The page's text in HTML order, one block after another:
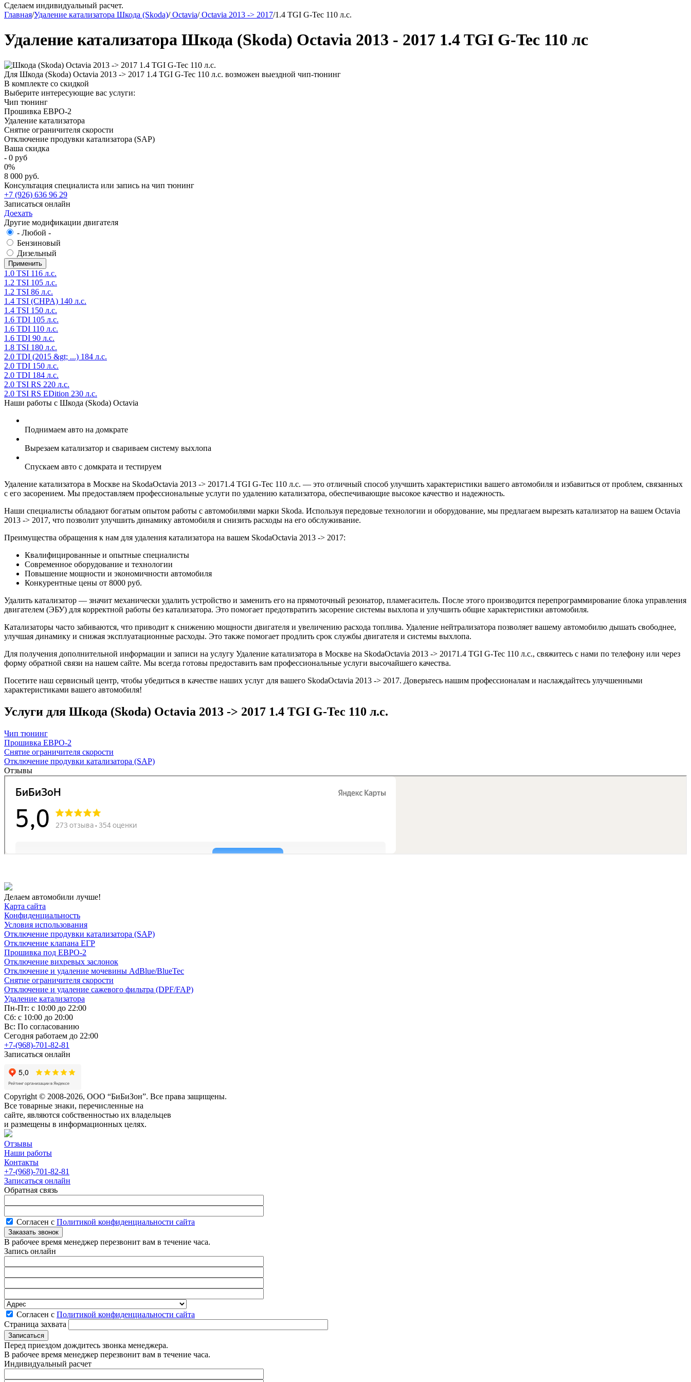
Сделаем индивидуальный расчет.
Главная/Удаление катализатора Шкода (Skoda)/Octavia/Octavia 2013 -> 2017/1.4 TGI G-Tec 110 л.с.
Удаление катализатора Шкода (Skoda) Octavia 2013 - 2017 1.4 TGI G-Tec 110 лс
Для Шкода (Skoda) Octavia 2013 -> 2017 1.4 TGI G-Tec 110 л.с. возможен выездной чип-тюнинг
В комплекте со скидкой
Выберите интересующие вас услуги:
Чип тюнинг
Прошивка ЕВРО-2
Удаление катализатора
Снятие ограничителя скорости
Отключение продувки катализатора (SAP)
Ваша скидка
- 0 руб
0%
8 000 руб.
Консультация специалиста или запись на чип тюнинг
+7 (926) 636 96 29
Записаться онлайн
Доехать
Другие модификации двигателя
- Любой -
Бензиновый
Дизельный
1.0 TSI 116 л.с.
1.2 TSI 105 л.с.
1.2 TSI 86 л.с.
1.4 TSI (CHPA) 140 л.с.
1.4 TSI 150 л.с.
1.6 TDI 105 л.с.
1.6 TDI 110 л.с.
1.6 TDI 90 л.с.
1.8 TSI 180 л.с.
2.0 TDI (2015 &gt; ...) 184 л.с.
2.0 TDI 150 л.с.
2.0 TDI 184 л.с.
2.0 TSI RS 220 л.с.
2.0 TSI RS EDition 230 л.с.
Наши работы с Шкода (Skoda) Octavia
Поднимаем авто на домкрате
Вырезаем катализатор и свариваем систему выхлопа
Спускаем авто с домкрата и тестируем
Удаление катализатора в Москве на SkodaOctavia 2013 -> 20171.4 TGI G-Tec 110 л.с. — это отличный способ улучшить характеристики вашего автомобиля и избавиться от проблем, связанных
с его засорением. Мы предоставляем профессиональные услуги по удалению катализатора, обеспечивающие высокое качество и надежность.
Наши специалисты обладают богатым опытом работы с автомобилями марки Skoda. Используя передовые технологии и оборудование, мы предлагаем вырезать катализатор на вашем Octavia
2013 -> 2017, что позволит улучшить динамику автомобиля и снизить расходы на его обслуживание.
Преимущества обращения к нам для удаления катализатора на вашем SkodaOctavia 2013 -> 2017:
Квалифицированные и опытные специалисты
Современное оборудование и технологии
Повышение мощности и экономичности автомобиля
Конкурентные цены от 8000 руб.
Удалить катализатор — значит механически удалить устройство и заменить его на прямоточный резонатор, пламегаситель. После этого производится перепрограммирование блока управления
двигателем (ЭБУ) для корректной работы без катализатора. Это помогает предотвратить засорение системы выхлопа и улучшить общие характеристики автомобиля.
Катализаторы часто забиваются, что приводит к снижению мощности двигателя и увеличению расхода топлива. Удаление нейтрализатора позволяет вашему автомобилю дышать свободнее,
улучшая динамику и снижая эксплуатационные расходы. Это также помогает продлить срок службы двигателя и системы выхлопа.
Для получения дополнительной информации и записи на услугу Удаление катализатора в Москве на SkodaOctavia 2013 -> 20171.4 TGI G-Tec 110 л.с., свяжитесь с нами по телефону или через
форму обратной связи на нашем сайте. Мы всегда готовы предоставить вам профессиональные услуги высочайшего качества.
Посетите наш сервисный центр, чтобы убедиться в качестве наших услуг для вашего SkodaOctavia 2013 -> 2017. Доверьтесь нашим профессионалам и наслаждайтесь улучшенными
характеристиками вашего автомобиля!
Услуги для Шкода (Skoda) Octavia 2013 -> 2017 1.4 TGI G-Tec 110 л.с.
Чип тюнинг
Прошивка ЕВРО-2
Снятие ограничителя скорости
Отключение продувки катализатора (SAP)
Отзывы
Делаем автомобили лучше!
Карта сайта
Конфиденциальность
Условия использования
Отключение продувки катализатора (SAP)
Отключение клапана ЕГР
Прошивка под ЕВРО-2
Отключение вихревых заслонок
Отключение и удаление мочевины AdBlue/BlueTec
Снятие ограничителя скорости
Отключение и удаление сажевого фильтра (DPF/FAP)
Удаление катализатора
Пн-Пт: с 10:00 до 22:00
Сб: с 10:00 до 20:00
Вс: По согласованию
Сегодня работаем до 22:00
+7-(968)-701-82-81
Записаться онлайн
Copyright © 2008-2026, ООО “БиБиЗон”. Все права защищены.
Все товарные знаки, перечисленные на
сайте, являются собственностью их владельцев
и размещены в информационных целях.
Отзывы
Наши работы
Контакты
+7-(968)-701-82-81
Записаться онлайн
Обратная связь
Согласен с Политикой конфиденциальности сайта
В рабочее время менеджер перезвонит вам в течение часа.
Запись онлайн
Согласен с Политикой конфиденциальности сайта
Страница захвата
Перед приездом дождитесь звонка менеджера.
В рабочее время менеджер перезвонит вам в течение часа.
Индивидуальный расчет